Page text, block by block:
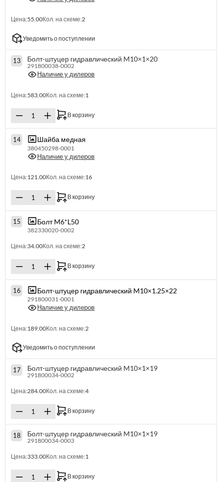
Цена:55.00Кол. на схеме:2
Уведомить о поступлении
13 Болт-штуцер гидравлический M10×1×20
291800038-0002
Наличие у дилеров
Цена:583.00Кол. на схеме:1
В корзину
14 Шайба медная
380450298-0001
Наличие у дилеров
Цена:121.00Кол. на схеме:16
В корзину
15 Болт M6*L50
382330020-0002
Цена:34.00Кол. на схеме:2
В корзину
16 Болт-штуцер гидравлический M10×1.25×22
291800031-0001
Наличие у дилеров
Цена:189.00Кол. на схеме:2
Уведомить о поступлении
17 Болт-штуцер гидравлический M10×1×19
291800034-0002
Цена:284.00Кол. на схеме:4
В корзину
18 Болт-штуцер гидравлический M10×1×19
291800034-0003
Цена:333.00Кол. на схеме:1
В корзину